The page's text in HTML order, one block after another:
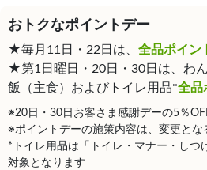
おトクなポイントデー
★毎月11日・22日は、 全品ポイン
★第1日曜日・20日・30日は、わ
飯（主食）およびトイレ用品*全品
※20日・30日お客さま感謝デーの5％
※ポイントデーの施策内容は、変更とな
*トイレ用品は「トイレ・マナー・しつ
対象となります